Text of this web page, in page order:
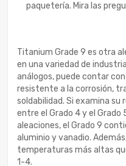
paquetería. Mira las
Titanium Grade 9 es otra
en una variedad de
análogos, puede contar
resistente a la corrosión,
soldabilidad. Si examina
entre el Grado 4 y el Grado
aleaciones, el Grado 9
aluminio y vanadio.
temperaturas más altas
1-4.